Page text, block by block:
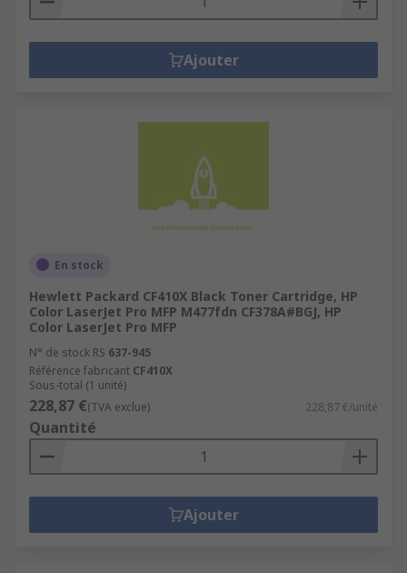
Ajouter
En stock
Hewlett Packard CF410X Black Toner Cartridge, HP
Color LaserJet Pro MFP M477fdn CF378A#BGJ, HP
Color LaserJet Pro MFP
N° de stock RS 637-945
Référence fabricant CF410X
Sous-total (1 unité)
228,87 €(TVA exclue) 228,87 €/unité
Quantité
Ajouter